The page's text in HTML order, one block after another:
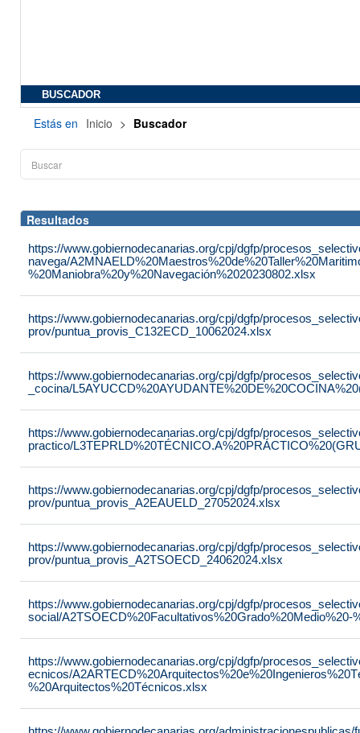
BUSCADOR
Estás en Inicio > Buscador
Resultados
https://www.gobiernodecanarias.org/cpj/dgfp/
navega/
%20Maniobra%20y%20Navegación%2020230802.xlsx
https://www.gobiernodecanarias.org/cpj/dgfp/
prov/puntua_provis_C132ECD_10062024.xlsx
https://www.gobiernodecanarias.org/cpj/dgfp/
_cocina/
https://www.gobiernodecanarias.org/cpj/dgfp/
practico/
https://www.gobiernodecanarias.org/cpj/dgfp/
prov/puntua_provis_A2EAUELD_27052024.xlsx
https://www.gobiernodecanarias.org/cpj/dgfp/
prov/puntua_provis_A2TSOECD_24062024.xlsx
https://www.gobiernodecanarias.org/cpj/dgfp/
social/A2TSOECD%20Facultativos%20Grado%20Medio%20-
https://www.gobiernodecanarias.org/cpj/dgfp/
ecnicos/
%20Arquitectos%20Técnicos.xlsx